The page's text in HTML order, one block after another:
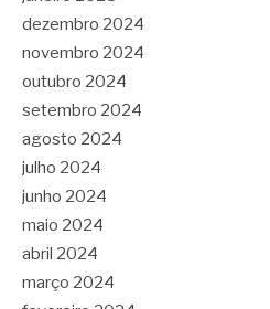
dezembro 2024
novembro 2024
outubro 2024
setembro 2024
agosto 2024
julho 2024
junho 2024
maio 2024
abril 2024
março 2024